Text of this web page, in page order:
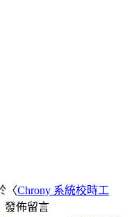
〈Chrony 系統校時工
發佈留言